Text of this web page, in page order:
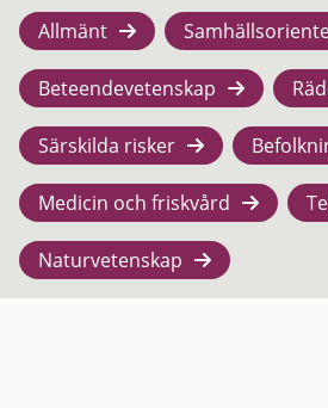
Allmänt
Beteendevetenskap
Särskilda risker
Medicin och friskvård
Naturvetenskap